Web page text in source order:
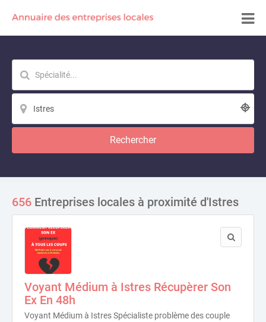
Rechercher
656 Entreprises locales à proximité d'Istres
Voyant Médium à Istres Récupèrer Son
Ex En 48h
Voyant Médium à Istres Spécialiste problème des couple